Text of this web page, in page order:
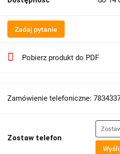
Zadaj pytanie
Pobierz produkt do PDF
Zamówienie telefoniczne:
Zostaw telefon